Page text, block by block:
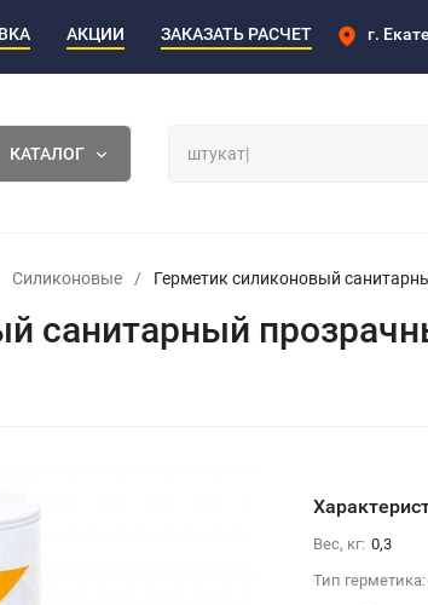
АКЦИИ ЗАКАЗАТЬ РАСЧЕТ г.
КАТАЛОГ
Силиконовые / Герметик силиконовый
санитарный
Вес, кг: 0,3
Тип герметика: